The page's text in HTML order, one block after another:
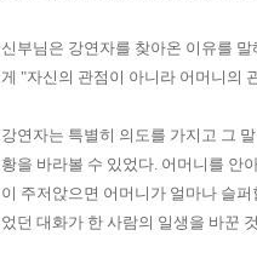
신부님은 강연자를 찾아온 이유를 말
게 "자신의 관점이 아니라 어머니의
강연자는 특별히 의도를 가지고 그
황을 바라볼 수 있었다. 어머니를 안
이 주저앉으면 어머니가 얼마나 슬
었던 대화가 한 사람의 일생을 바꾼